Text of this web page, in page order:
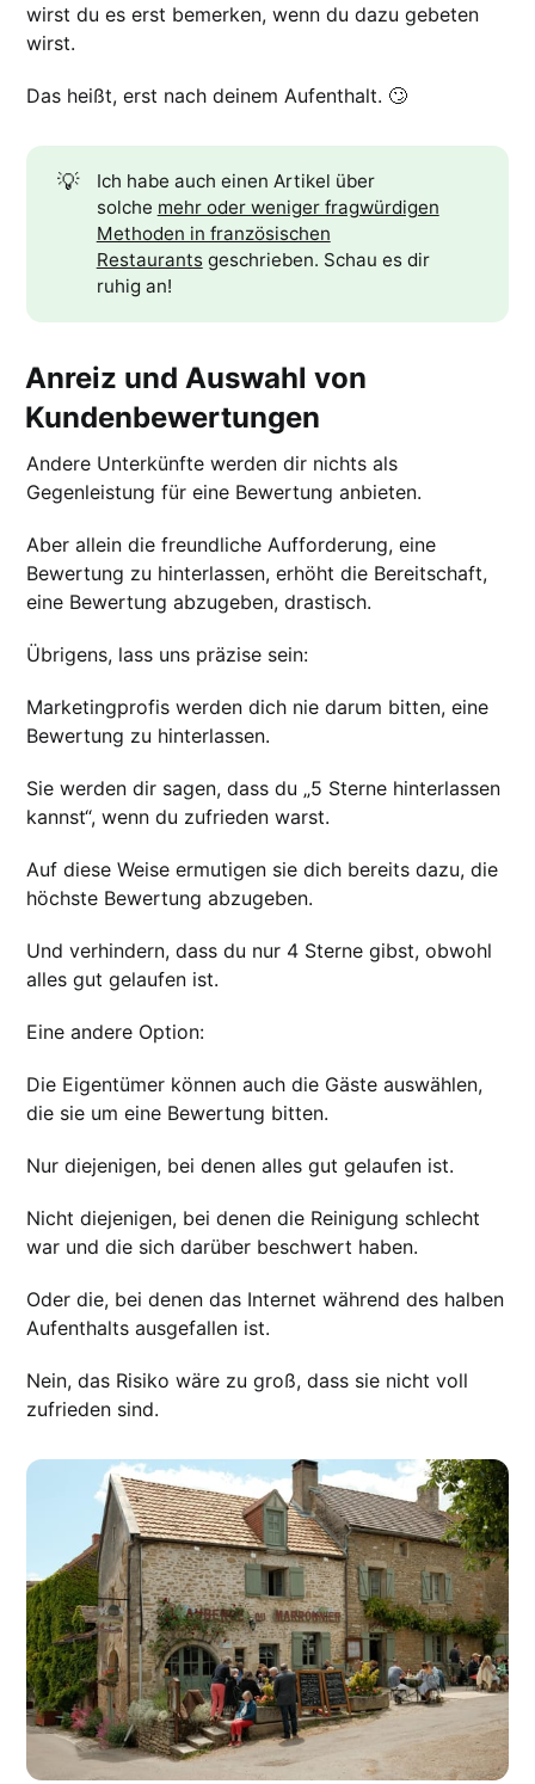
wirst du es erst bemerken, wenn du dazu gebeten
wirst.
Das heißt, erst nach deinem Aufenthalt. 🙄
💡
Ich habe auch einen Artikel über
solche mehr oder weniger fragwürdigen
Methoden in französischen
Restaurantsgeschrieben. Schau es dir
ruhig an!
Anreiz und Auswahl von
Kundenbewertungen
Andere Unterkünfte werden dir nichts als
Gegenleistung für eine Bewertung anbieten.
Aber allein die freundliche Aufforderung, eine
Bewertung zu hinterlassen, erhöht die Bereitschaft,
eine Bewertung abzugeben, drastisch.
Übrigens, lass uns präzise sein:
Marketingprofis werden dich nie darum bitten, eine
Bewertung zu hinterlassen.
Sie werden dir sagen, dass du „5 Sterne hinterlassen
kannst“, wenn du zufrieden warst.
Auf diese Weise ermutigen sie dich bereits dazu, die
höchste Bewertung abzugeben.
Und verhindern, dass du nur 4 Sterne gibst, obwohl
alles gut gelaufen ist.
Eine andere Option:
Die Eigentümer können auch die Gäste auswählen,
die sie um eine Bewertung bitten.
Nur diejenigen, bei denen alles gut gelaufen ist.
Nicht diejenigen, bei denen die Reinigung schlecht
war und die sich darüber beschwert haben.
Oder die, bei denen das Internet während des halben
Aufenthalts ausgefallen ist.
Nein, das Risiko wäre zu groß, dass sie nicht voll
zufrieden sind.